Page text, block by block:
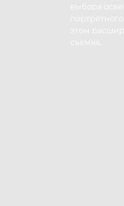
выбора
этом
съемке.